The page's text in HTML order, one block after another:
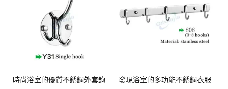
時尚浴室的優質不銹鋼外套鉤
發現浴室的多功能不銹鋼衣服